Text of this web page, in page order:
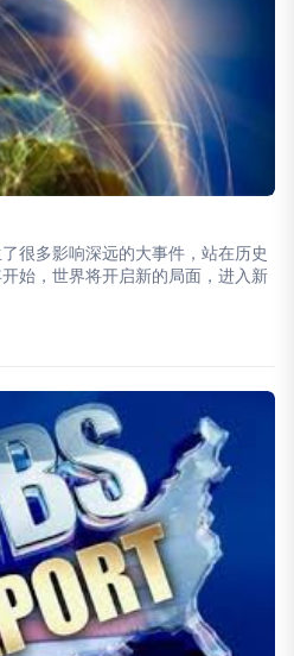
很多影响深远的大事件，站在历史
始，世界将开启新的局面，进入新